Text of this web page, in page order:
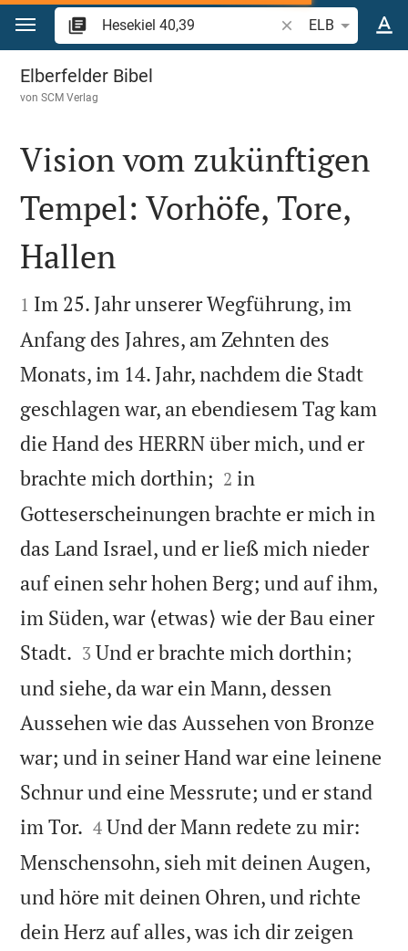
Zum Inhalt springen
Bibelstelle oder
ELB
Hesekiel 40
Elberfelder Bibel
vonSCM Verlag

Vision vom zukünftigen
Tempel: Vorhöfe, Tore,
Hallen

1 Im 25. Jahr unserer Wegführung, im
Anfang des Jahres, am Zehnten des
Monats, im 14. Jahr, nachdem die Stadt
geschlagen war, an ebendiesem Tag kam
die Hand des HERRN über mich, und er
brachte mich dorthin; 

2 in
Gotteserscheinungen brachte er mich in
das Land Israel, und er ließ mich nieder
auf einen sehr hohen Berg; und auf ihm,
im Süden, war ⟨etwas⟩ wie der Bau einer
Stadt. 

3 Und er brachte mich dorthin;
und siehe, da war ein Mann, dessen
Aussehen wie das Aussehen von Bronze
war; und in seiner Hand war eine leinene
Schnur und eine Messrute; und er stand
im Tor. 

4 Und der Mann redete zu mir:
Menschensohn, sieh mit deinen Augen,
und höre mit deinen Ohren, und richte
dein Herz auf alles, was ich dir zeigen